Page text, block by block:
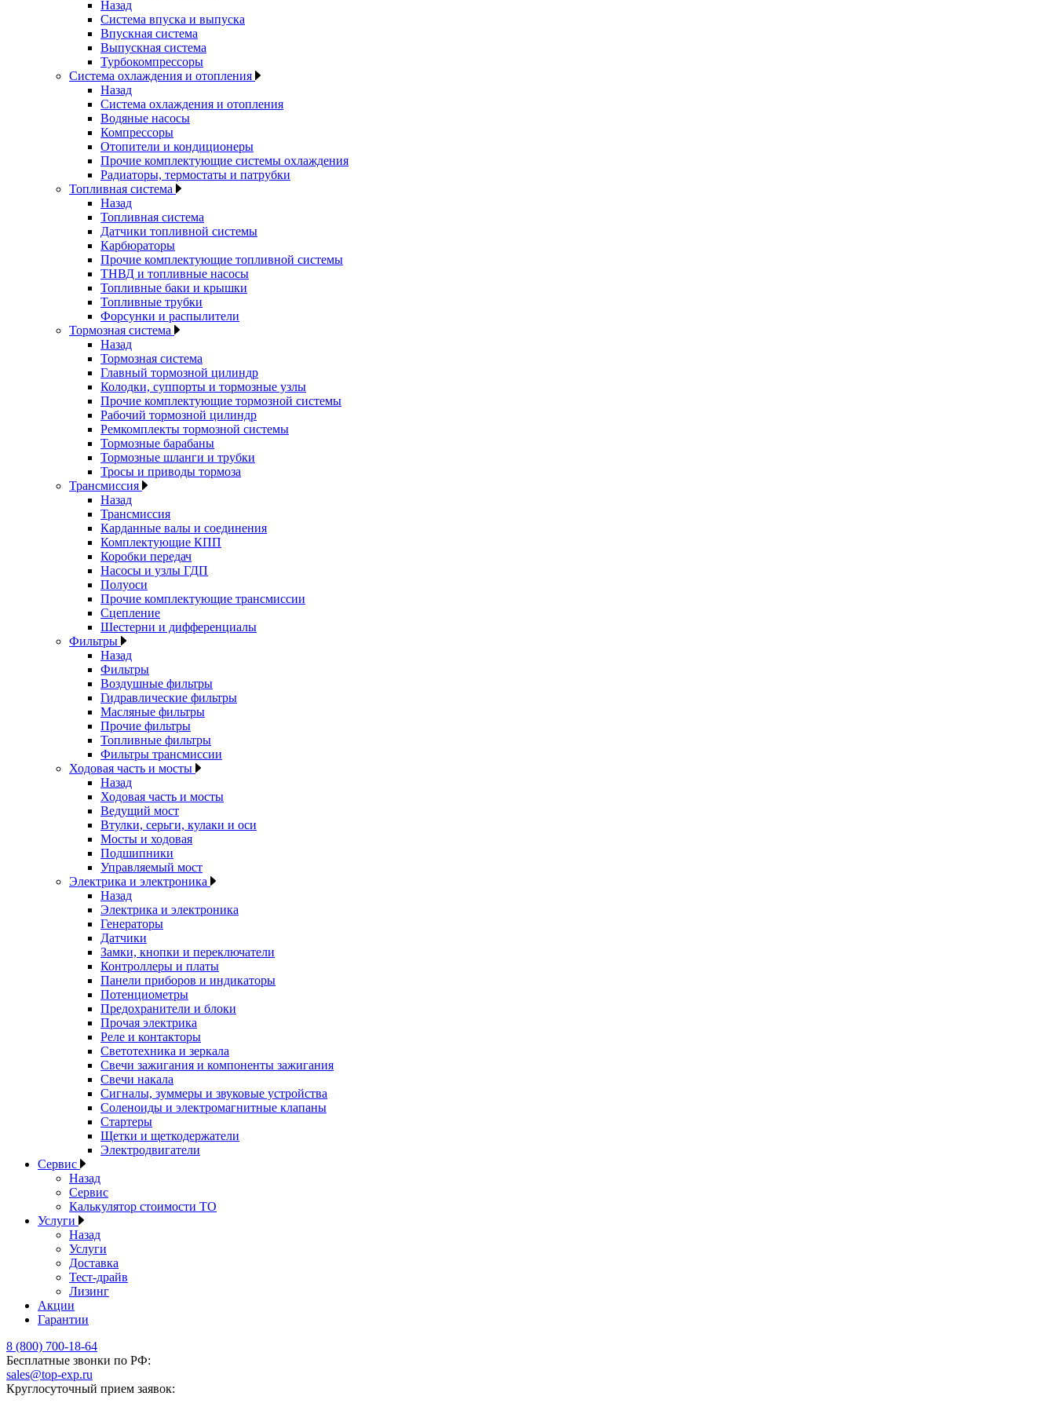
Назад
Система впуска и выпуска
Впускная система
Выпускная система
Турбокомпрессоры
Система охлаждения и отопления
Назад
Система охлаждения и отопления
Водяные насосы
Компрессоры
Отопители и кондиционеры
Прочие комплектующие системы охлаждения
Радиаторы, термостаты и патрубки
Топливная система
Назад
Топливная система
Датчики топливной системы
Карбюраторы
Прочие комплектующие топливной системы
ТНВД и топливные насосы
Топливные баки и крышки
Топливные трубки
Форсунки и распылители
Тормозная система
Назад
Тормозная система
Главный тормозной цилиндр
Колодки, суппорты и тормозные узлы
Прочие комплектующие тормозной системы
Рабочий тормозной цилиндр
Ремкомплекты тормозной системы
Тормозные барабаны
Тормозные шланги и трубки
Тросы и приводы тормоза
Трансмиссия
Назад
Трансмиссия
Карданные валы и соединения
Комплектующие КПП
Коробки передач
Насосы и узлы ГДП
Полуоси
Прочие комплектующие трансмиссии
Сцепление
Шестерни и дифференциалы
Фильтры
Назад
Фильтры
Воздушные фильтры
Гидравлические фильтры
Масляные фильтры
Прочие фильтры
Топливные фильтры
Фильтры трансмиссии
Ходовая часть и мосты
Назад
Ходовая часть и мосты
Ведущий мост
Втулки, серьги, кулаки и оси
Мосты и ходовая
Подшипники
Управляемый мост
Электрика и электроника
Назад
Электрика и электроника
Генераторы
Датчики
Замки, кнопки и переключатели
Контроллеры и платы
Панели приборов и индикаторы
Потенциометры
Предохранители и блоки
Прочая электрика
Реле и контакторы
Светотехника и зеркала
Свечи зажигания и компоненты зажигания
Свечи накала
Сигналы, зуммеры и звуковые устройства
Соленоиды и электромагнитные клапаны
Стартеры
Щетки и щеткодержатели
Электродвигатели
Сервис
Назад
Сервис
Калькулятор стоимости ТО
Услуги
Назад
Услуги
Доставка
Тест-драйв
Лизинг
Акции
Гарантии
8 (800) 700-18-64
Бесплатные звонки по РФ:
sales@top-exp.ru
Круглосуточный прием заявок: